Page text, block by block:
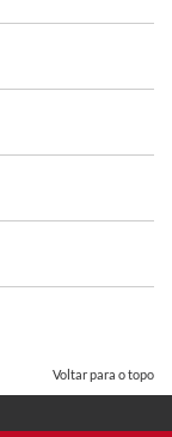
Voltar para o topo